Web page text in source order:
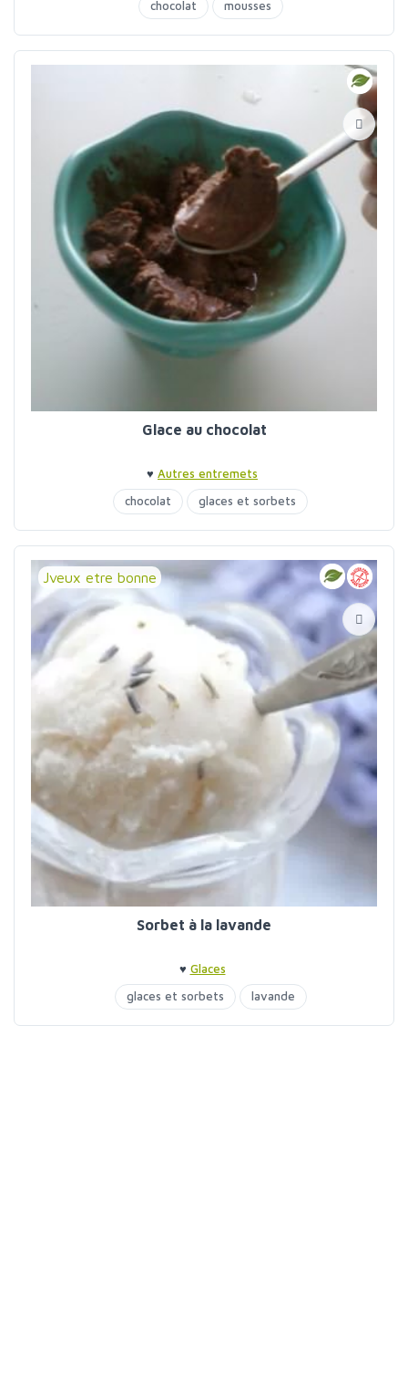
chocolat mousses
Glace au chocolat
♥ Autres entremets
chocolat
glaces et sorbets
Jveux etre bonne
Sorbet à la lavande
♥ Glaces
glaces et sorbets
lavande